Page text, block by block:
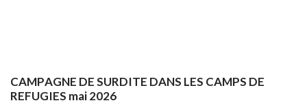
CAMPAGNE DE SURDITE DANS LES CAMPS DE
REFUGIES mai 2026